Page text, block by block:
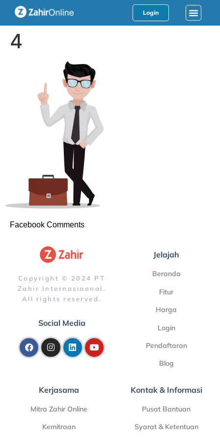
Login
4
Facebook Comments
Copyright © 2024 PT
Zahir Internasiaonal.
All rights reserved.
Social Media
Jelajah
Beranda
Fitur
Harga
Login
Pendaftaran
Blog
Kerjasama
Mitra Zahir Online
Kemitraan
Kontak & Informasi
Pusat Bantuan
Syarat & Ketentuan